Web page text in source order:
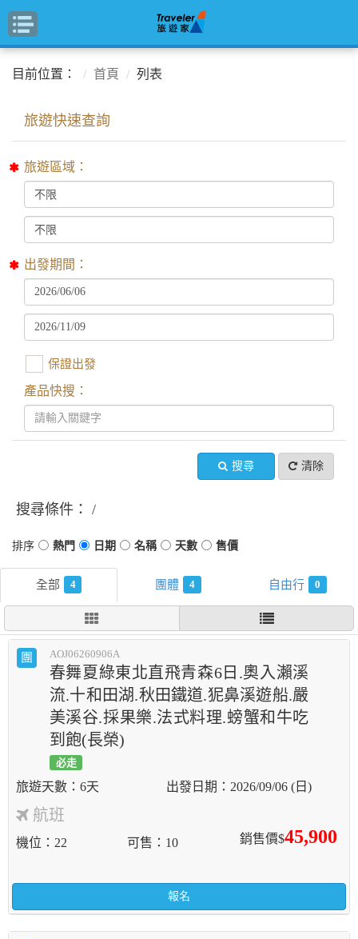
目前位置： 首頁 列表
旅遊區域：
出發期間：
保證出發
產品快搜：
搜尋 清除
搜尋條件：
4 4 0
團 AOJ06260906A
春舞夏綠東北直飛青森6日.奧入瀨溪
流.十和田湖.秋田鐵道.狔鼻溪遊船.嚴
美溪谷.採果樂.法式料理.螃蟹和牛吃
到飽(長榮)
必走
6天 2026/09/06 (日)
航班
銷售價$45,900
機位 22 可售 10
報名